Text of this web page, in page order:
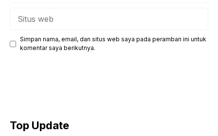
Simpan nama, email, dan situs web saya pada peramban ini untuk
komentar saya berikutnya.
Top Update